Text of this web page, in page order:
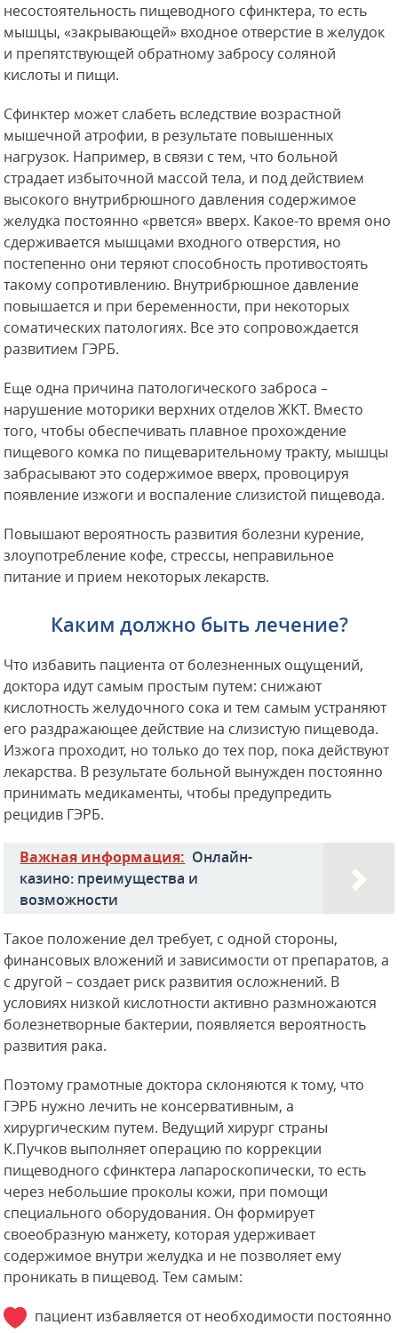
несостоятельность пищеводного сфинктера, то есть
мышцы, «закрывающей» входное отверстие в желудок
и препятствующей обратному забросу соляной
кислоты и пищи.
Сфинктер может слабеть вследствие возрастной
мышечной атрофии, в результате повышенных
нагрузок. Например, в связи с тем, что больной
страдает избыточной массой тела, и под действием
высокого внутрибрюшного давления содержимое
желудка постоянно «рвется» вверх. Какое-то время оно
сдерживается мышцами входного отверстия, но
постепенно они теряют способность противостоять
такому сопротивлению. Внутрибрюшное давление
повышается и при беременности, при некоторых
соматических патологиях. Все это сопровождается
развитием ГЭРБ.
Еще одна причина патологического заброса –
нарушение моторики верхних отделов ЖКТ. Вместо
того, чтобы обеспечивать плавное прохождение
пищевого комка по пищеварительному тракту, мышцы
забрасывают это содержимое вверх, провоцируя
появление изжоги и воспаление слизистой пищевода.
Повышают вероятность развития болезни курение,
злоупотребление кофе, стрессы, неправильное
питание и прием некоторых лекарств.
Каким должно быть лечение?
Что избавить пациента от болезненных ощущений,
доктора идут самым простым путем: снижают
кислотность желудочного сока и тем самым устраняют
его раздражающее действие на слизистую пищевода.
Изжога проходит, но только до тех пор, пока действуют
лекарства. В результате больной вынужден постоянно
принимать медикаменты, чтобы предупредить
рецидив ГЭРБ.
Важная информация: Онлайн-
казино: преимущества и
возможности
Такое положение дел требует, с одной стороны,
финансовых вложений и зависимости от препаратов, а
с другой – создает риск развития осложнений. В
условиях низкой кислотности активно размножаются
болезнетворные бактерии, появляется вероятность
развития рака.
Поэтому грамотные доктора склоняются к тому, что
ГЭРБ нужно лечить не консервативным, а
хирургическим путем. Ведущий хирург страны
К.Пучков выполняет операцию по коррекции
пищеводного сфинктера лапароскопически, то есть
через небольшие проколы кожи, при помощи
специального оборудования. Он формирует
своеобразную манжету, которая удерживает
содержимое внутри желудка и не позволяет ему
проникать в пищевод. Тем самым:
пациент избавляется от необходимости постоянно